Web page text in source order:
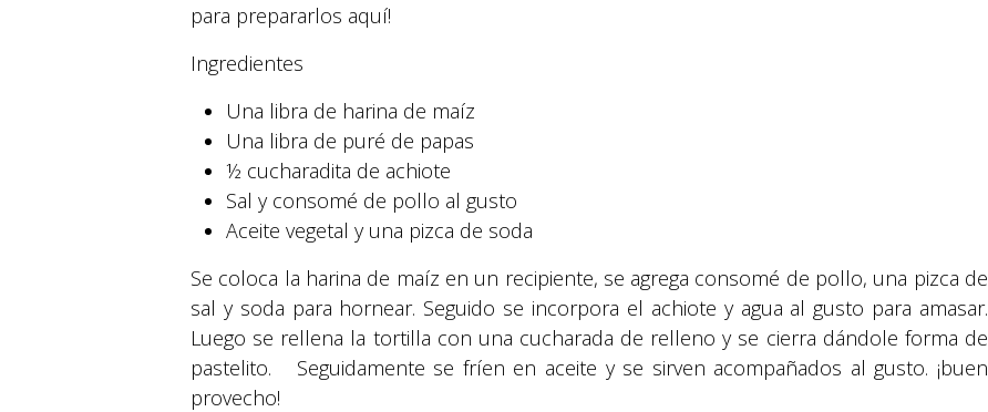
para prepararlos aquí!
Ingredientes
Una libra de harina de maíz
Una libra de puré de papas
½ cucharadita de achiote
Sal y consomé de pollo al gusto
Aceite vegetal y una pizca de soda
Se coloca la harina de maíz en un recipiente, se agrega consomé de pollo, una pizca de
sal y soda para hornear. Seguido se incorpora el achiote y agua al gusto para amasar.
Luego se rellena la tortilla con una cucharada de relleno y se cierra dándole forma de
pastelito. Seguidamente se fríen en aceite y se sirven acompañados al gusto. ¡buen
provecho!
Suyapa Medios, es una multiplataforma de
comunicación católica en Honduras,